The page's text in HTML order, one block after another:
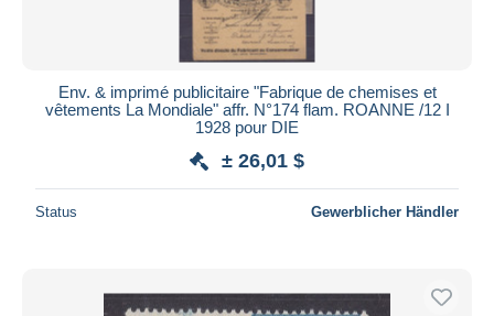
Env. & imprimé publicitaire "Fabrique de chemises et
vêtements La Mondiale" affr. N°174 flam. ROANNE /12 I
1928 pour DIE
± 26,01 $
Status Gewerblicher Händler